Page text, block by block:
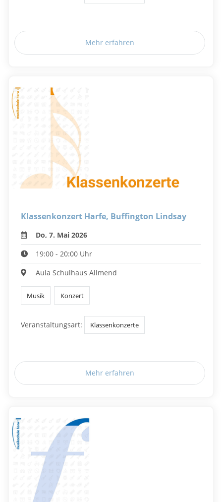
Mehr erfahren
Klassenkonzert Harfe, Buffington Lindsay
Do, 7. Mai 2026
19:00 - 20:00 Uhr
Aula Schulhaus Allmend
Musik Konzert
Veranstaltungsart: Klassenkonzerte
Mehr erfahren